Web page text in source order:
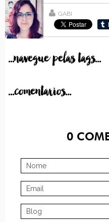
GABI
...navegue pelas tags...
...comentarios...
0